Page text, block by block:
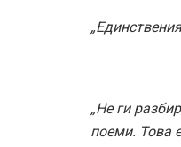
„Не ги
поеми. Това